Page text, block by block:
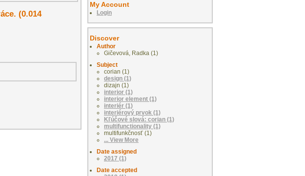
(0.014
My Account
Login
Discover
Author
Gičevová, Radka (1)
Subject
corian (1)
design (1)
dizajn (1)
interior (1)
interior element (1)
interiér (1)
interiérový prvok (1)
Kľúčové slová: corian (1)
multifunctionality (1)
multifunkčnosť (1)
... View More
Date assigned
2017 (1)
Date accepted